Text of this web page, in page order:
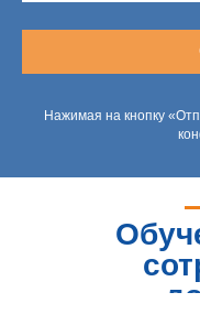
Нажимая на кнопку